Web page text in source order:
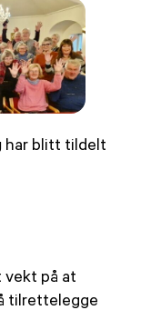
har blitt tildelt
vekt på at
tilrettelegge